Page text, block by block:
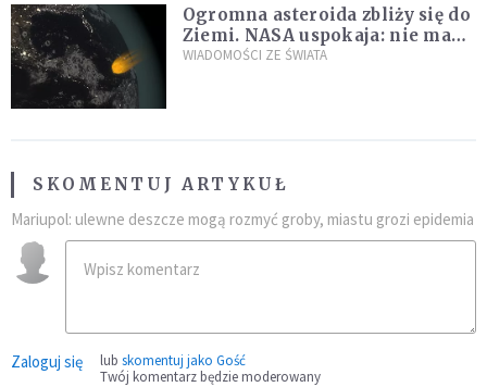
Ogromna asteroida zbliży się do
Ziemi. NASA uspokaja: nie ma
zagrożenia
WIADOMOŚCI ZE ŚWIATA
SKOMENTUJ ARTYKUŁ
Mariupol: ulewne deszcze mogą rozmyć groby, miastu grozi epidemia
Zaloguj się lub skomentuj jako Gość
Twój komentarz będzie moderowany